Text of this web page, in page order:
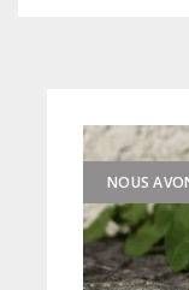
NOUS